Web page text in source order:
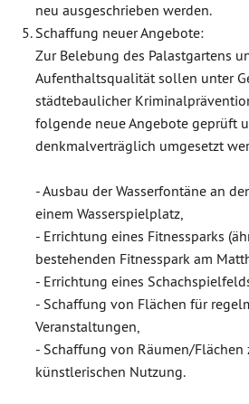
neu ausgeschrieben werden.
Schaffung neuer Angebote:
Zur Belebung des Palastgartens
Aufenthaltsqualität sollen unter
städtebaulicher
folgende neue Angebote geprüft
denkmalverträglich umgesetzt
- Ausbau der Wasserfontäne an
einem Wasserspielplatz,
- Errichtung eines Fitnessparks
bestehenden Fitnesspark am
- Errichtung eines
- Schaffung von Flächen für
Veranstaltungen,
- Schaffung von Räumen/Flächen
künstlerischen Nutzung.